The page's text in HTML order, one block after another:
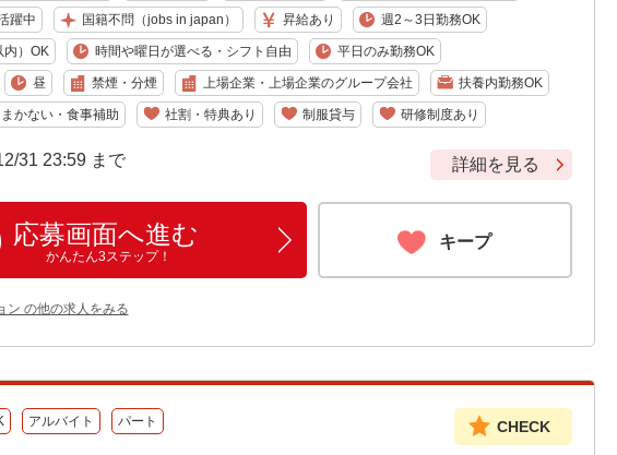
躍中 国籍不問（jobs in japan） 昇給あり 週2～3日勤務OK
内）OK 時間や曜日が選べる・シフト自由 平日のみ勤務OK
昼 禁煙・分煙 上場企業・上場企業のグループ会社 扶養内勤務OK
まかない・食事補助 社割・特典あり 制服貸与 研修制度あり
31 23:59 まで 詳細を見る
応募画面へ進む
かんたん3ステップ！
キープ
ン の他の求人をみる
アルバイト パート CHECK